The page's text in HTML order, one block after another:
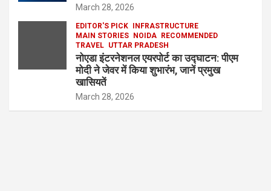
March 28, 2026
EDITOR'S PICK
INFRASTRUCTURE
MAIN STORIES
NOIDA
RECOMMENDED
TRAVEL UTTAR PRADESH
नोएडा इंटरनेशनल एयरपोर्ट का उद्घाटन: पीएम
मोदी ने जेवर में किया शुभारंभ, जानें प्रमुख
खासियतें
March 28, 2026